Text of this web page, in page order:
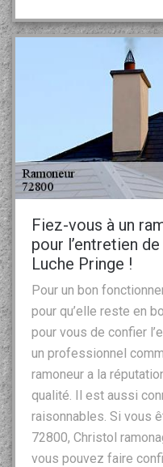
Fiez-vous à un
pour l’entretien
Luche Pringe !
Pour un bon
pour qu’elle reste en
pour vous de confier
un professionnel
ramoneur a la
qualité. Il est aussi
raisonnables. Si vous
72800, Christol
vous pouvez faire